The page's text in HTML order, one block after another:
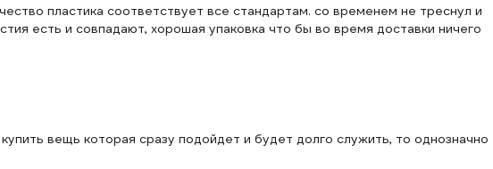
пластика соответствует все стандартам. со временем не треснул и
есть и совпадают, хорошая упаковка что бы во время доставки ничего
вещь которая сразу подойдет и будет долго служить, то однозначно